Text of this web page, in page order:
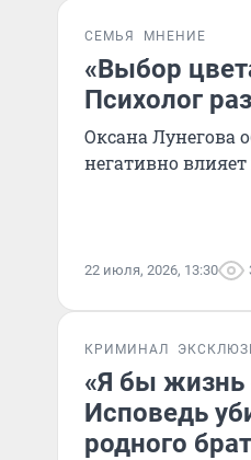
СЕМЬЯ МНЕНИЕ
«Выбор
Психолог
Оксана Лунегова
негативно влияет
22 июля, 2026, 13:30
КРИМИНАЛ
«Я бы жизнь
Исповедь
родного